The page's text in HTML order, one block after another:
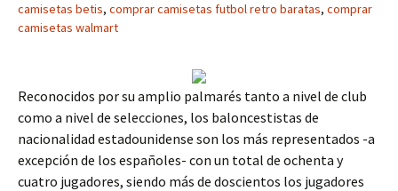
camisetas betis, comprar camisetas futbol retro baratas, comprar
camisetas walmart
Reconocidos por su amplio palmarés tanto a nivel de club
como a nivel de selecciones, los baloncestistas de
nacionalidad estadounidense son los más representados -a
excepción de los españoles- con un total de ochenta y
cuatro jugadores, siendo más de doscientos los jugadores